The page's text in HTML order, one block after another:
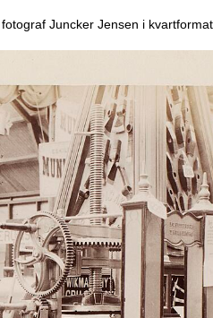
Juncker Jensen i kvartformat.